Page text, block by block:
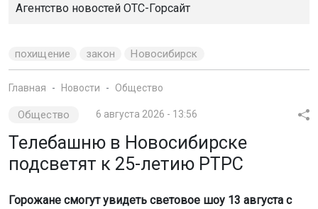
Агентство новостей ОТС-Горсайт
похищение закон Новосибирск
Главная Новости Общество
Общество 6 августа 2026 - 13:56
Телебашню в Новосибирске
подсветят к 25-летию РТРС
Горожане смогут увидеть световое шоу 13 августа с